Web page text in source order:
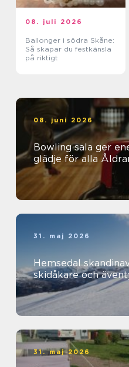
08. juli 2026
Ballonger i södra Skåne:
Så skapar du festkänsla
på riktigt
08. juni 2026
Bowling sala ger
glädje för alla
31. maj 2026
Hemsedal skandinaviens alpdröm för
skidåkare och
31. maj 2026